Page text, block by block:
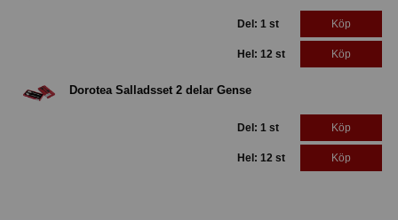
Del: 1 st Köp
Hel: 12 st Köp
Dorotea Salladsset 2 delar Gense
Del: 1 st Köp
Hel: 12 st Köp